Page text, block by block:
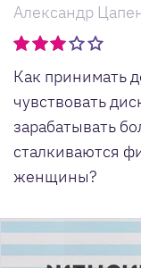
Александр
Как принимать
чувствовать
зарабатывать
сталкиваются
женщины?